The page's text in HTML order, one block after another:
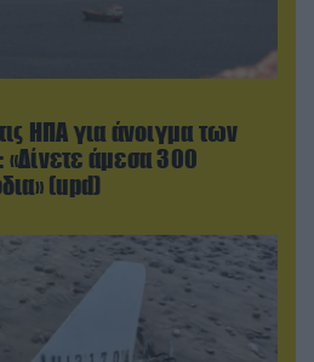
ΗΠΑ για άνοιγμα των
άμεσα 300
(upd)